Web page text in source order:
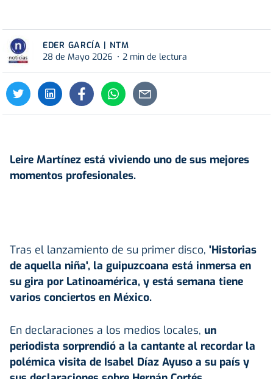
EDER GARCÍA | NTM
28 de Mayo 2026
2 min de lectura
Leire Martínez está viviendo uno de sus mejores
momentos profesionales.
Tras el lanzamiento de su primer disco, 'Historias
de aquella niña', la guipuzcoana está inmersa en
su gira por Latinoamérica, y está semana tiene
varios conciertos en México.
En declaraciones a los medios locales, un
periodista sorprendió a la cantante al recordar la
polémica visita de Isabel Díaz Ayuso a su país y